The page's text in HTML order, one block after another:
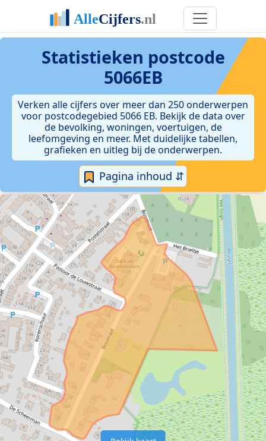
Statistieken postcode
5066EB
Verken alle cijfers over meer dan 250 onderwerpen
voor postcodegebied 5066 EB. Bekijk de data over
de bevolking, woningen, voertuigen, de
leefomgeving en meer. Met duidelijke tabellen,
grafieken en uitleg bij de onderwerpen.
Pagina inhoud ⇵